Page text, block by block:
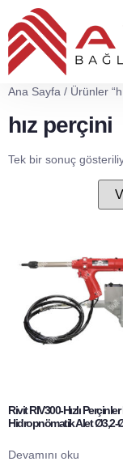
Ana Sayfa / Ürünler
hız perçini
Tek bir sonuç
Rivit RIV300-Hızlı
Hidropnömatik Alet Ø3,2-
Devamını oku